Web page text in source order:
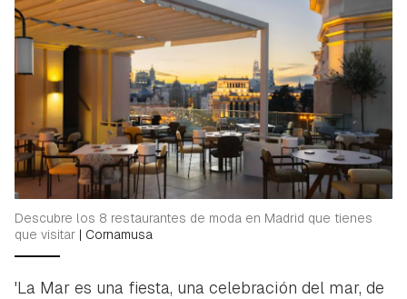
Descubre los 8 restaurantes de moda en Madrid que tienes
que visitar | Cornamusa
'La Mar es una fiesta, una celebración del mar, de